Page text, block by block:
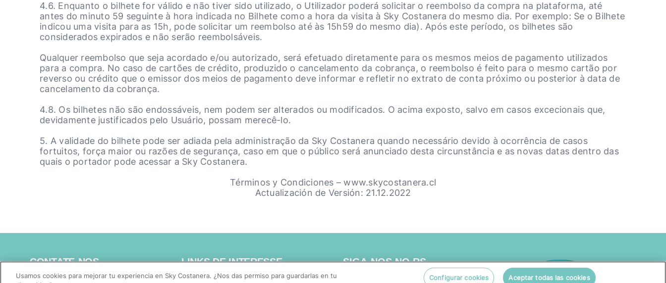
4.6. Enquanto o bilhete for válido e não tiver sido utilizado, o Utilizador poderá solicitar o reembolso da compra na plataforma, até
antes do minuto 59 seguinte à hora indicada no Bilhete como a hora da visita à Sky Costanera do mesmo dia. Por exemplo: Se o Bilhete
indicou uma visita para as 15h, pode solicitar um reembolso até às 15h59 do mesmo dia). Após este período, os bilhetes são
considerados expirados e não serão reembolsáveis.
Qualquer reembolso que seja acordado e/ou autorizado, será efetuado diretamente para os mesmos meios de pagamento utilizados
para a compra. No caso de cartões de crédito, produzido o cancelamento da cobrança, o reembolso é feito para o mesmo cartão por
reverso ou crédito que o emissor dos meios de pagamento deve informar e refletir no extrato de conta próximo ou posterior à data de
cancelamento da cobrança.
4.8. Os bilhetes não são endossáveis, nem podem ser alterados ou modificados. O acima exposto, salvo em casos excecionais que,
devidamente justificados pelo Usuário, possam merecê-lo.
5. A validade do bilhete pode ser adiada pela administração da Sky Costanera quando necessário devido à ocorrência de casos
fortuitos, força maior ou razões de segurança, caso em que o público será anunciado desta circunstância e as novas datas dentro das
quais o portador pode acessar a Sky Costanera.
Términos y Condiciones – www.skycostanera.cl
Actualización de Versión: 21.12.2022
CONTATE-NOS LINKS DE INTERESSE SIGA-NOS NO RS
Usamos cookies para mejorar tu experiencia en Sky Costanera. ¿Nos das permiso para guardarlas en tu
Configurar cookies Aceptar todas las cookies